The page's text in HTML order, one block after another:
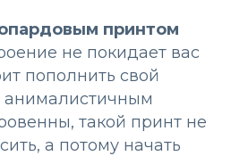
принтом
не покидает вас
пополнить свой
такой принт не
а потому начать